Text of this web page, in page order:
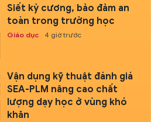
Siết kỷ cương, bảo đảm an
toàn trong trường học
Giáo dục 4 giờ trước
Vận dụng kỹ thuật đánh giá
SEA-PLM nâng cao chất
lượng dạy học ở vùng khó
khăn